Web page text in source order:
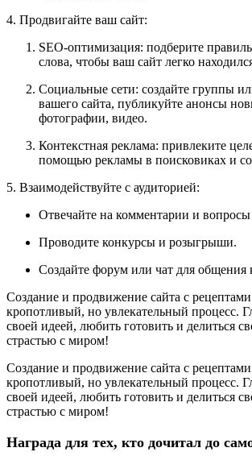
4. Продвигайте ваш сайт:
SEO-оптимизация: подберите
слова, чтобы ваш сайт легко
Социальные сети: создайте группы
вашего сайта, публикуйте анонсы
фотографии, видео.
Контекстная реклама: привлеките
помощью рекламы в поисковиках и
5. Взаимодействуйте с аудиторией:
Отвечайте на комментарии и вопросы
Проводите конкурсы и розыгрыши.
Создайте форум или чат для общения
Создание и продвижение сайта с
кропотливый, но увлекательный процесс.
своей идеей, любить готовить и делиться
страстью с миром!
Создание и продвижение сайта с
кропотливый, но увлекательный процесс.
своей идеей, любить готовить и делиться
страстью с миром!
Награда для тех, кто дочитал до